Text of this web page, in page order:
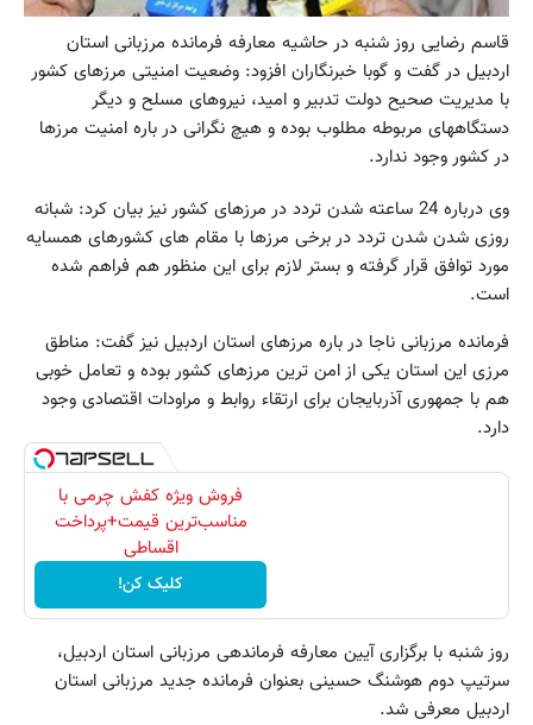
قاسم رضایی روز شنبه در حاشیه معارفه فرمانده مرزبانی استان
اردبیل در گفت و گوبا خبرنگاران افزود: وضعیت امنیتی مرزهای کشور
با مدیریت صحیح دولت تدبیر و امید، نیروهای مسلح و دیگر
دستگاههای مربوطه مطلوب بوده و هیچ نگرانی در باره امنیت مرزها
در کشور وجود ندارد.
وی درباره 24 ساعته شدن تردد در مرزهای کشور نیز بیان کرد: شبانه
روزی شدن شدن تردد در برخی مرزها با مقام های کشورهای همسایه
مورد توافق قرار گرفته و بستر لازم برای این منظور هم فراهم شده
است.
فرمانده مرزبانی ناجا در باره مرزهای استان اردبیل نیز گفت: مناطق
مرزی این استان یکی از امن ترین مرزهای کشور بوده و تعامل خوبی
هم با جمهوری آذربایجان برای ارتقاء روابط و مراودات اقتصادی وجود
دارد.
فروش ویژه کفش چرمی با
مناسب‌ترین قیمت+پرداخت
اقساطی
کلیک کن!
روز شنبه با برگزاری آیین معارفه فرماندهی مرزبانی استان اردبیل،
سرتیپ دوم هوشنگ حسینی بعنوان فرمانده جدید مرزبانی استان
اردبیل معرفی شد.